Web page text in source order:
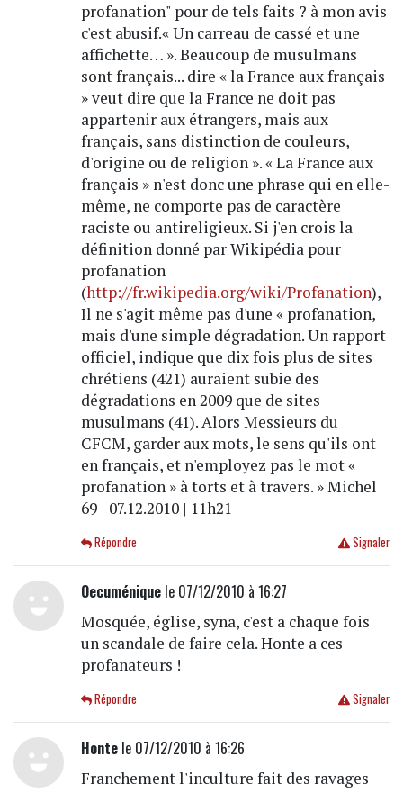
profanation" pour de tels faits ? à mon avis
c'est abusif.« Un carreau de cassé et une
affichette… ». Beaucoup de musulmans
sont français... dire « la France aux français
» veut dire que la France ne doit pas
appartenir aux étrangers, mais aux
français, sans distinction de couleurs,
d'origine ou de religion ». « La France aux
français » n'est donc une phrase qui en elle-
même, ne comporte pas de caractère
raciste ou antireligieux. Si j'en crois la
définition donné par Wikipédia pour
profanation
(http://fr.wikipedia.org/wiki/Profanation),
Il ne s'agit même pas d'une « profanation,
mais d'une simple dégradation. Un rapport
officiel, indique que dix fois plus de sites
chrétiens (421) auraient subie des
dégradations en 2009 que de sites
musulmans (41). Alors Messieurs du
CFCM, garder aux mots, le sens qu'ils ont
en français, et n'employez pas le mot «
profanation » à torts et à travers. » Michel
69 | 07.12.2010 | 11h21
Signaler
Répondre
Oecuméniquele 07/12/2010 à 16:27
Mosquée, église, syna, c'est a chaque fois
un scandale de faire cela. Honte a ces
profanateurs !
Signaler
Répondre
Hontele 07/12/2010 à 16:26
Franchement l'inculture fait des ravages